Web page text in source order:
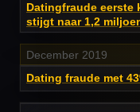
Datingfraude eerste
stijgt naar 1,2
December 2019
Dating fraude met